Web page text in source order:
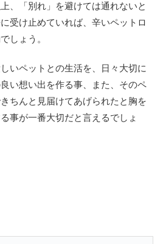
、「別れ」を避けては通れないと
受け止めていれば、辛いペットロ
しょう。
いペットとの生活を、日々大切に
い想い出を作る事、また、そのペ
ちんと見届けてあげられたと胸を
事が一番大切だと言えるでしょ